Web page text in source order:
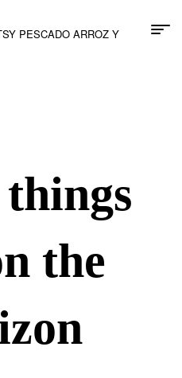
PESCADO ARROZ Y
the